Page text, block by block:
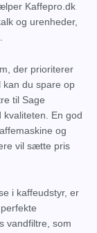
Kaffepro.dk
og urenheder,
der prioriterer
kan du spare op
til Sage
kvaliteten. En god
og
vil sætte pris
i kaffeudstyr, er
vandfiltre, som